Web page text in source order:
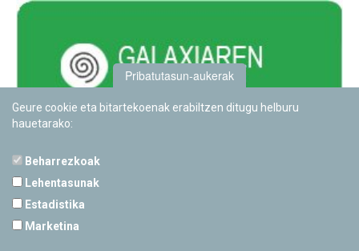
Pribatutasun-aukerak
Geure cookie eta bitartekoenak erabiltzen ditugu helburu
hauetarako:
Beharrezkoak
Lehentasunak
Estadistika
Marketina